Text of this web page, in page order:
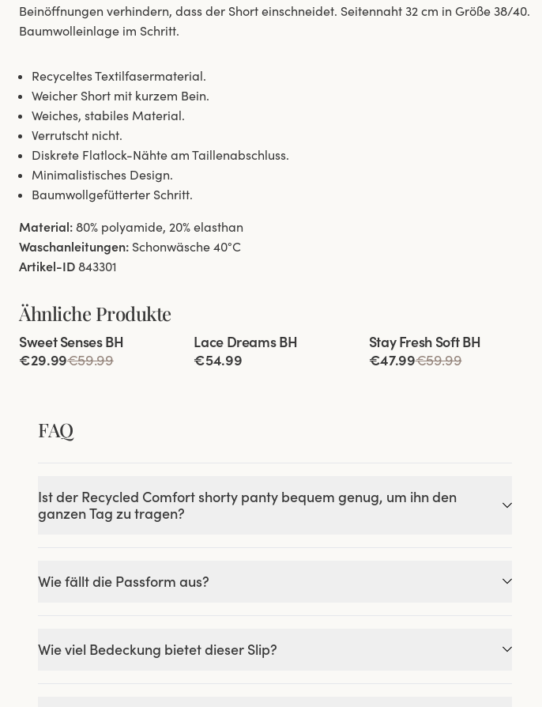
Beinöffnungen verhindern, dass der Short einschneidet. Seitennaht 32 cm in Größe 38/40.
Baumwolleinlage im Schritt.
Recyceltes Textilfasermaterial.
Weicher Short mit kurzem Bein.
Weiches, stabiles Material.
Verrutscht nicht.
Diskrete Flatlock-Nähte am Taillenabschluss.
Minimalistisches Design.
Baumwollgefütterter Schritt.
Material: 80% polyamide, 20% elasthan
Waschanleitungen: Schonwäsche 40°C
Artikel-ID 843301
Ähnliche Produkte
Entlastet den Rücken
Sweet Senses BH
€29.99€59.99
Besonders Breiter Rücken
Lace Dreams BH
€54.99
Stay Fresh Soft BH
€47.99€59.99
FAQ
Ist der Recycled Comfort shorty panty bequem genug, um ihn den
ganzen Tag zu tragen?
Wie fällt die Passform aus?
Wie viel Bedeckung bietet dieser Slip?